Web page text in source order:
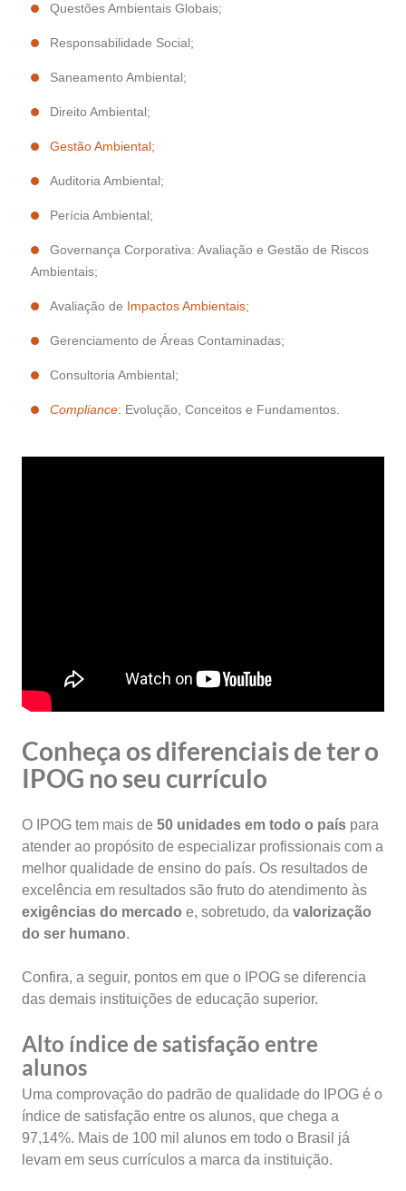
Questões Ambientais Globais;
Responsabilidade Social;
Saneamento Ambiental;
Direito Ambiental;
Gestão Ambiental;
Auditoria Ambiental;
Perícia Ambiental;
Governança Corporativa: Avaliação e Gestão de Riscos
Ambientais;
Avaliação de Impactos Ambientais;
Gerenciamento de Áreas Contaminadas;
Consultoria Ambiental;
Compliance: Evolução, Conceitos e Fundamentos.
Conheça os diferenciais de ter o
IPOG no seu currículo
O IPOG tem mais de 50 unidades em todo o país para
atender ao propósito de especializar profissionais com a
melhor qualidade de ensino do país. Os resultados de
excelência em resultados são fruto do atendimento às
exigências do mercado e, sobretudo, da valorização
do ser humano.
Confira, a seguir, pontos em que o IPOG se diferencia
das demais instituições de educação superior.
Alto índice de satisfação entre
alunos
Uma comprovação do padrão de qualidade do IPOG é o
índice de satisfação entre os alunos, que chega a
97,14%. Mais de 100 mil alunos em todo o Brasil já
levam em seus currículos a marca da instituição.